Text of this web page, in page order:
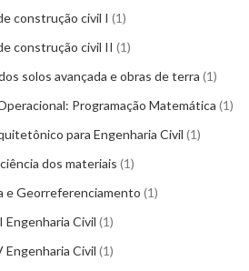
construção civil I 1
construção civil II 1
solos avançada e obras de terra 1
Programação Matemática 1
para Engenharia Civil 1
dos materiais 1
e Georreferenciamento 1
Civil 1
Civil 1